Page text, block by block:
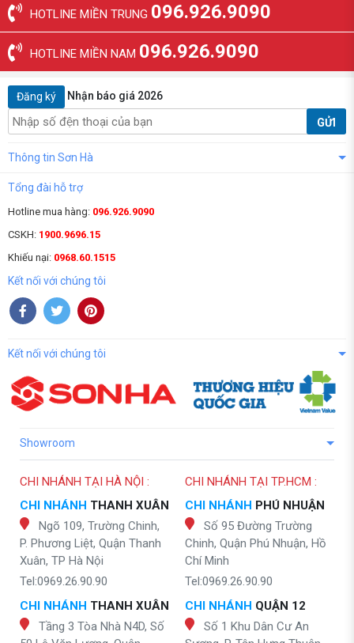
HOTLINE MIỀN TRUNG 096.926.9090
HOTLINE MIỀN NAM 096.926.9090
Đăng ký Nhận báo giá 2026
GỬI
Thông tin Sơn Hà
Tổng đài hỗ trợ
Hotline mua hàng: 096.926.9090
CSKH: 1900.9696.15
Khiếu nại: 0968.60.1515
Kết nối với chúng tôi
Kết nối với chúng tôi
Showroom
CHI NHÁNH TẠI HÀ NỘI :
CHI NHÁNH THANH XUÂN
Ngõ 109, Trường Chinh,
P. Phương Liệt, Quận Thanh
Xuân, TP Hà Nội
Tel:0969.26.90.90
CHI NHÁNH THANH XUÂN
Tầng 3 Tòa Nhà N4D, Số
CHI NHÁNH TẠI TP.HCM :
CHI NHÁNH PHÚ NHUẬN
Số 95 Đường Trường
Chinh, Quận Phú Nhuận, Hồ
Chí Minh
Tel:0969.26.90.90
CHI NHÁNH QUẬN 12
Số 1 Khu Dân Cư An